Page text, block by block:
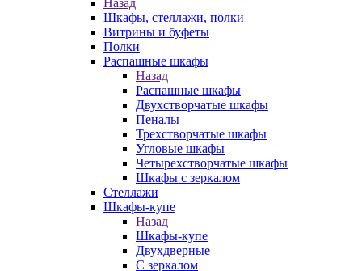
Назад
Шкафы, стеллажи, полки
Витрины и буфеты
Полки
Распашные шкафы
Назад
Распашные шкафы
Двухстворчатые шкафы
Пеналы
Трехстворчатые шкафы
Угловые шкафы
Четырехстворчатые шкафы
Шкафы с зеркалом
Стеллажи
Шкафы-купе
Назад
Шкафы-купе
Двухдверные
С зеркалом